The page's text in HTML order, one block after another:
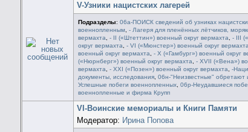
V-Узники нацистских лагерей
Подразделы: 06а-ПОИСК сведений об узниках
военнопленным, - Лагеря для пленённых лётчиков,
вермахта
- II («Штеттин») военный округ вермахта - III
округ вермахта
- VI («Мюнстер») военный округ вермахта
военный округ вермахта
- X («Гамбург») военный округ
(«Нюрнберг») военный округ вермахта
- XVII («Вена»)
вермахта
- ХХI («Позен») военный округ вермахта -
документы, исследования, 06н-"Неизвестные" обретают
Успешные побеги военнопленных, 06р-Неудавшиеся
военнопленные и фирма Крупп
VI-Воинские мемориалы и Книги Памяти
Модератор: Ирина Попова